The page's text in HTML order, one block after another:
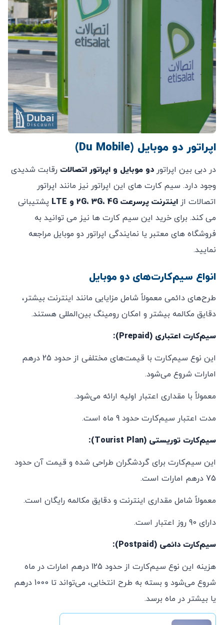
اپراتور دو موبایل (Du Mobile)
در دبی بین اپراتور دو موبایل و اپراتور اتصالات رقابت شدیدی
وجود دارد. سیم کارت های این اپراتور نیز مانند اپراتور
اتصالات از اینترنت پرسرعت 2G، 3G، 4G و LTE
پشتیبانی
می کند. برای خرید این سیم کارت ها نیز می توانید به
فروشگاه های معتبر یا نمایندگی اپراتور دو موبایل مراجعه
نمایید.
انواع سیم‌کارت‌های دو موبایل
طرح‌های دائمی معمولاً شامل مزایایی مانند اینترنت بیشتر،
دقایق مکالمه بیشتر و امکان رومینگ بین‌المللی هستند.
سیم‌کارت اعتباری (Prepaid):
این نوع سیم‌کارت با قیمت‌های مختلفی از حدود 25 درهم
امارات شروع می‌شود.
معمولاً با مقداری اعتبار اولیه ارائه می‌شود.
مدت اعتبار سیم‌کارت حدود 9 ماه است.
سیم‌کارت توریستی (Tourist Plan):
این سیم‌کارت برای گردشگران طراحی شده و قیمت آن حدود
75 درهم امارات است.
معمولاً شامل مقداری اینترنت و دقایق مکالمه رایگان است.
دارای 90 روز اعتبار است.
سیم‌کارت دائمی (Postpaid):
هزینه این نوع سیم‌کارت از حدود 125 درهم امارات در ماه
شروع می‌شود و بسته به طرح انتخابی، می‌تواند تا 1000 درهم
یا بیشتر در ماه برسد.